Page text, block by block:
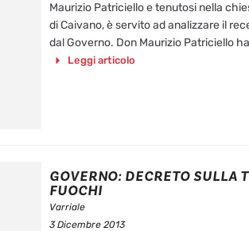
Maurizio Patriciello e tenutosi nella
di Caivano, è servito ad analizzare il
dal Governo. Don Maurizio Patriciello
Leggi articolo
GOVERNO: DECRETO SULLA
FUOCHI
Varriale
3 Dicembre 2013